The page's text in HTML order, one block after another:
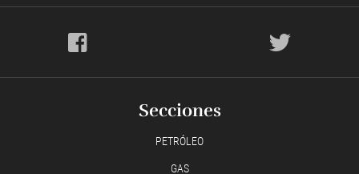
Secciones
PETRÓLEO
GAS